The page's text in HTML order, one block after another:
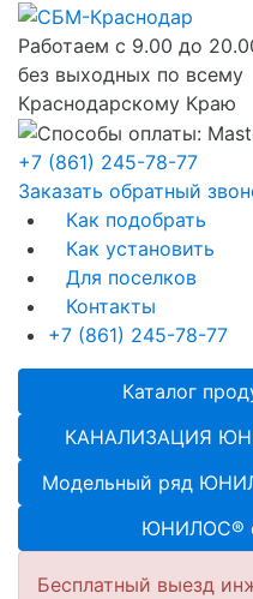
Работаем с 9.00 до
без выходных по всему
Краснодарскому Краю
+7 (861) 245-78-77
Заказать обратный
Как подобрать
Как установить
Для поселков
Контакты
+7 (861) 245-78-77
Каталог
КАНАЛИЗАЦИЯ
Модельный ряд
ЮНИЛОС®
Бесплатный выезд